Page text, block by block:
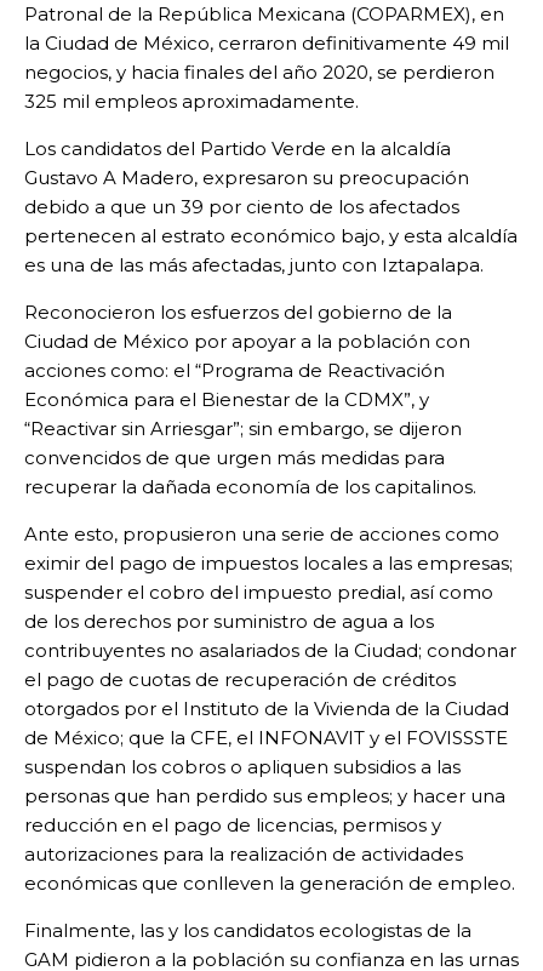
Patronal de la República Mexicana (COPARMEX), en
la Ciudad de México, cerraron definitivamente 49 mil
negocios, y hacia finales del año 2020, se perdieron
325 mil empleos aproximadamente.
Los candidatos del Partido Verde en la alcaldía
Gustavo A Madero, expresaron su preocupación
debido a que un 39 por ciento de los afectados
pertenecen al estrato económico bajo, y esta alcaldía
es una de las más afectadas, junto con Iztapalapa.
Reconocieron los esfuerzos del gobierno de la
Ciudad de México por apoyar a la población con
acciones como: el “Programa de Reactivación
Económica para el Bienestar de la CDMX”, y
“Reactivar sin Arriesgar”; sin embargo, se dijeron
convencidos de que urgen más medidas para
recuperar la dañada economía de los capitalinos.
Ante esto, propusieron una serie de acciones como
eximir del pago de impuestos locales a las empresas;
suspender el cobro del impuesto predial, así como
de los derechos por suministro de agua a los
contribuyentes no asalariados de la Ciudad; condonar
el pago de cuotas de recuperación de créditos
otorgados por el Instituto de la Vivienda de la Ciudad
de México; que la CFE, el INFONAVIT y el FOVISSSTE
suspendan los cobros o apliquen subsidios a las
personas que han perdido sus empleos; y hacer una
reducción en el pago de licencias, permisos y
autorizaciones para la realización de actividades
económicas que conlleven la generación de empleo.
Finalmente, las y los candidatos ecologistas de la
GAM pidieron a la población su confianza en las urnas